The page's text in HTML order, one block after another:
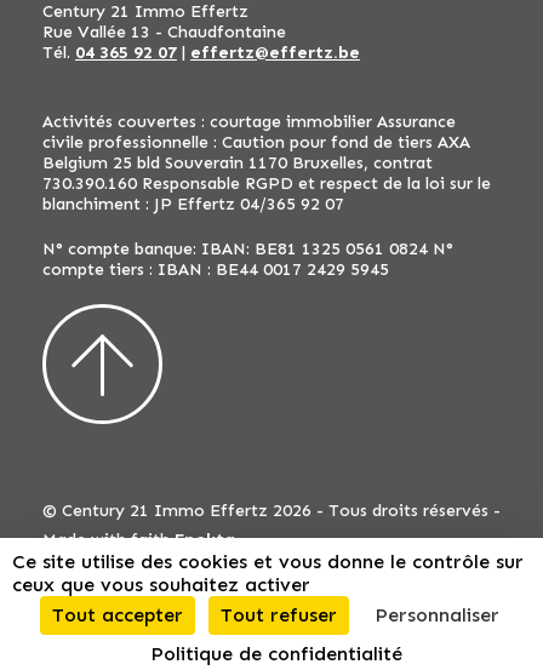
Century 21 Immo Effertz
Rue Vallée 13 - Chaudfontaine
Tél. 04 365 92 07 | effertz@effertz.be
Activités couvertes : courtage immobilier Assurance
civile professionnelle : Caution pour fond de tiers AXA
Belgium 25 bld Souverain 1170 Bruxelles, contrat
730.390.160 Responsable RGPD et respect de la loi sur le
blanchiment : JP Effertz 04/365 92 07
N° compte banque: IBAN: BE81 1325 0561 0824 N°
compte tiers : IBAN : BE44 0017 2429 5945
© Century 21 Immo Effertz 2026 - Tous droits réservés -
Made with faithEpekta
Mentions légales|Conditions d’utilisation| Politique
de confidentialité - RGPD
Ce site utilise des cookies et vous donne le contrôle sur
ceux que vous souhaitez activer
Tout accepter
Tout refuser
Personnaliser
Politique de confidentialité